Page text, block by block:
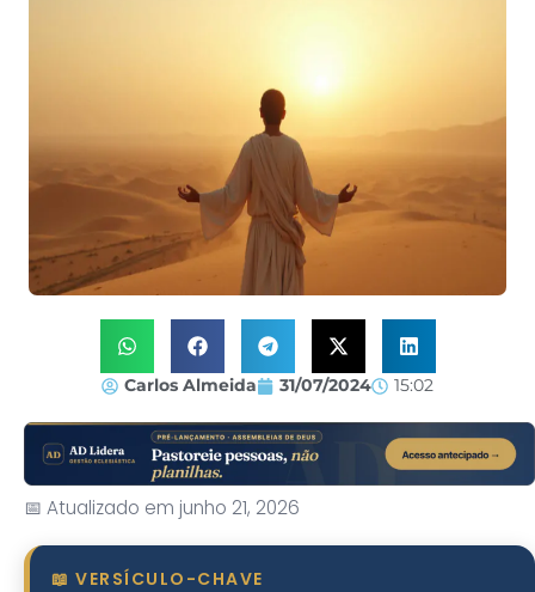
Carlos Almeida 31/07/2024 15:02
📅 Atualizado em junho 21, 2026
📖 VERSÍCULO-CHAVE